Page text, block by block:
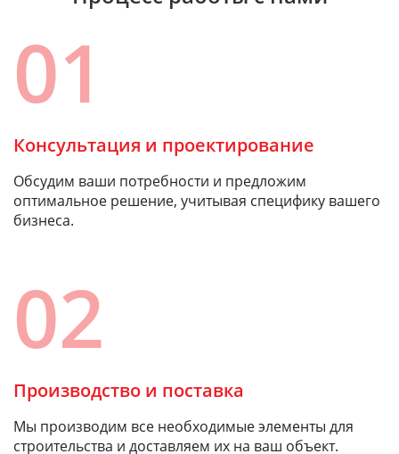
01
Консультация и проектирование
Обсудим ваши потребности и предложим
оптимальное решение, учитывая специфику вашего
бизнеса.
02
Производство и поставка
Мы производим все необходимые элементы для
строительства и доставляем их на ваш объект.